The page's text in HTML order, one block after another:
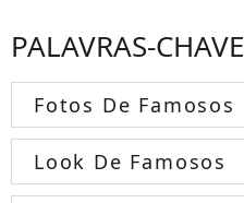
PALAVRAS-CHAVE
Fotos De Famosos
Look De Famosos